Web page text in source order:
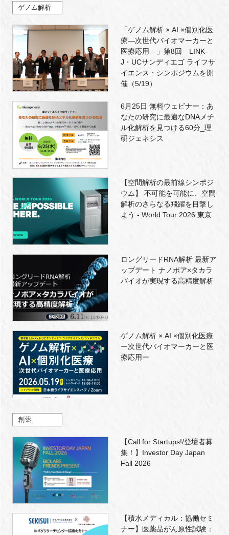
ゲノム解析
「ゲノム解析 × AI ×個別化医
療―次世代バイオマーカーと
医療応用―」第8回 LINK-
J・UCサンディエゴ ライフサ
イエンス・シンポジウムを開
催（5/19）
6月25日 無料ウェビナー：あ
なたの研究に最適なDNAメチ
ル化解析を見つける60分_理
研ジェネシス
【空間解析の最前線シンポジ
ウム】 不可能を可能に、空間
解析のさらなる飛躍を目撃し
よう - World Tour 2026 東京
ロングリードRNA解析 最新ア
ップデート ナノポア×タカラ
バイオが実現する高精度解析
ゲノム解析 × AI ×個別化医療
ー次世代バイオマーカーと医
療応用ー
創薬
【Call for Startups!/登壇者募
集！】Investor Day Japan
Fall 2026
【積水メディカル：協働セミ
ナー】医薬品がん原性試験：